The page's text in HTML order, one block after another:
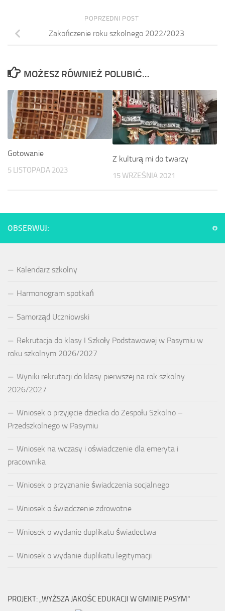
POPRZEDNI POST
Zakończenie roku szkolnego 2022/2023
MOŻESZ RÓWNIEŻ POLUBIĆ…
Gotowanie
5 LISTOPADA 2023
Z kulturą mi do twarzy
15 WRZEŚNIA 2021
OBSERWUJ:
Kalendarz szkolny
Harmonogram spotkań
Samorząd Uczniowski
Rekrutacja do klasy I Szkoły Podstawowej w Pasymiu w
roku szkolnym 2026/2027
Wyniki rekrutacji do klasy pierwszej na rok szkolny
2026/2027
Wniosek o przyjęcie dziecka do Zespołu Szkolno –
Przedszkolnego w Pasymiu
Wniosek na wczasy i oświadczenie dla emeryta i
pracownika
Wniosek o przyznanie świadczenia socjalnego
Wniosek o świadczenie zdrowotne
Wniosek o wydanie duplikatu świadectwa
Wniosek o wydanie duplikatu legitymacji
PROJEKT: „WYŻSZA JAKOŚC EDUKACJI W GMINIE PASYM”